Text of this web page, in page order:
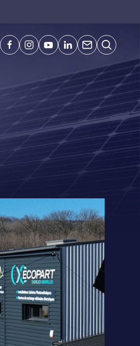
facebookinstagramyoutubelinkedin
Page
contact